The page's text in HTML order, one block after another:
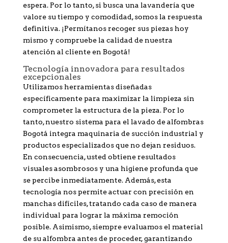
espera. Por lo tanto, si busca una lavandería que
valore su tiempo y comodidad, somos la respuesta
definitiva. ¡Permítanos recoger sus piezas hoy
mismo y compruebe la calidad de nuestra
atención al cliente en Bogotá!
Tecnología innovadora para resultados
excepcionales
Utilizamos herramientas diseñadas
específicamente para maximizar la limpieza sin
comprometer la estructura de la pieza. Por lo
tanto, nuestro sistema para el lavado de alfombras
Bogotá integra maquinaria de succión industrial y
productos especializados que no dejan residuos.
En consecuencia, usted obtiene resultados
visuales asombrosos y una higiene profunda que
se percibe inmediatamente. Además, esta
tecnología nos permite actuar con precisión en
manchas difíciles, tratando cada caso de manera
individual para lograr la máxima remoción
posible. Asimismo, siempre evaluamos el material
de su alfombra antes de proceder, garantizando